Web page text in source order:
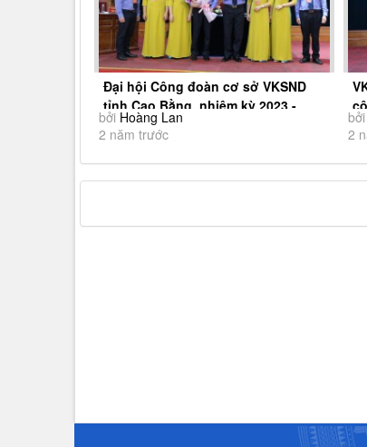
Đại hội Công đoàn cơ sở VKSND
tỉnh Cao Bằng, nhiệm kỳ 2023 -
2028
bởi Hoàng Lan
2 năm trước
bởi
2